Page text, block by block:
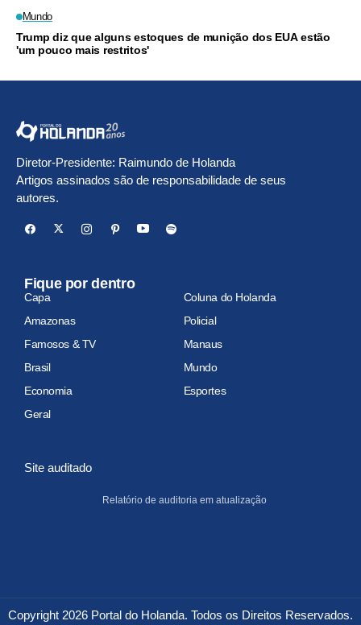
Mundo
Trump diz que alguns estoques de munição dos EUA estão
'um pouco mais restritos'
Diretor-Presidente: Raimundo de Holanda
Artigos assinados são de responsabilidade de seus
autores.
Fique por dentro
Capa
Coluna do Holanda
Amazonas
Policial
Famosos & TV
Manaus
Brasil
Mundo
Economia
Esportes
Geral
Site auditado
Relatório de auditoria em atualização
Copyright 2026 Portal do Holanda. Todos os Direitos Reservados.